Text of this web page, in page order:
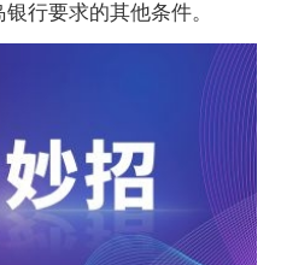
行要求的其他条件。